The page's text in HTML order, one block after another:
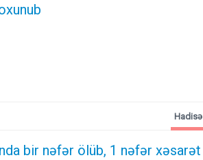
bir nəfər ölüb, 1 nəfər xəsarət
Hadisə